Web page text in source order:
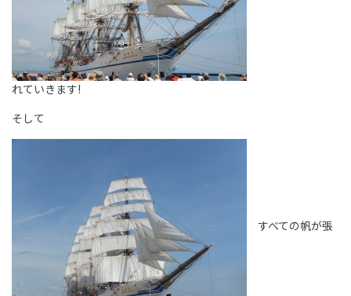
れていきます!
そして
すべての帆が張